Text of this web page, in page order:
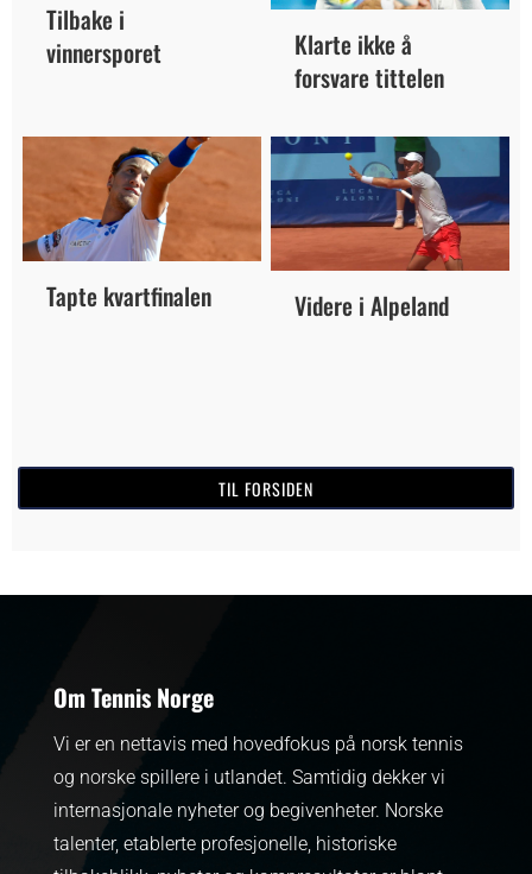
Tilbake i
vinnersporet
Klarte ikke å
forsvare tittelen
Tapte kvartfinalen Videre i Alpeland
TIL FORSIDEN
Om Tennis Norge
Vi er en nettavis med hovedfokus på norsk tennis
og norske spillere i utlandet. Samtidig dekker vi
internasjonale nyheter og begivenheter. Norske
talenter, etablerte profesjonelle, historiske